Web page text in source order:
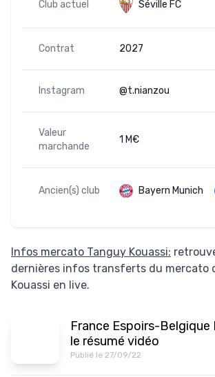
Club actuel Séville FC
Contrat 2027
Instagram @t.nianzou
Valeur
marchande
1 M€
Ancien(s) club Bayern Munich
Infos mercato Tanguy Kouassi:
dernières infos transferts du mercato
Kouassi en live.
France Espoirs-Belgique
le résumé vidéo
Publié le 27/09/22